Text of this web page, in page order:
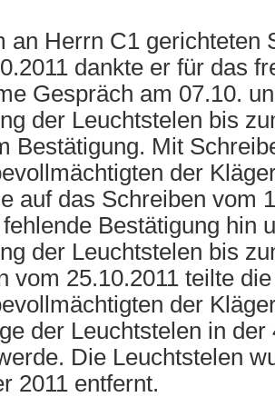
an Herrn C1 gerichteten
dankte er für das
Gespräch am 07.10.
der Leuchtstelen bis
Bestätigung. Mit
der
auf das Schreiben vom
Bestätigung hin
der Leuchtstelen bis
vom 25.10.2011 teilte
der
der Leuchtstelen in
Die Leuchtstelen
2011 entfernt.